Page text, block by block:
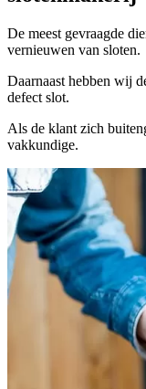
De meest gevraagde
vernieuwen van sloten.
Daarnaast hebben wij
defect slot.
Als de klant zich
vakkundige.